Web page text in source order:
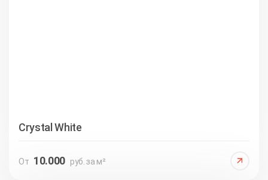
Crystal White
От 10.000 руб. за м²